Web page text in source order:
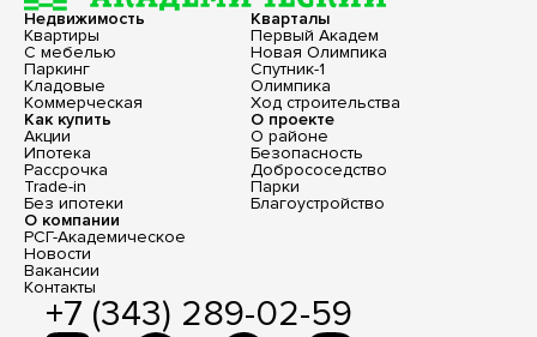
Недвижимость
Квартиры
С мебелью
Паркинг
Кладовые
Коммерческая
Кварталы
Первый Академ
Новая Олимпика
Спутник-1
Олимпика
Ход строительства
Как купить
Акции
Ипотека
Рассрочка
Trade-in
Без ипотеки
О проекте
О районе
Безопасность
Добрососедство
Парки
Благоустройство
О компании
РСГ-Академическое
Новости
Вакансии
Контакты
+7 (343) 289-02-59